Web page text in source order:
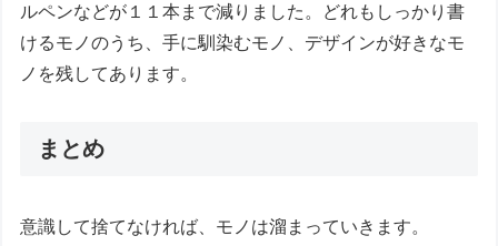
ルペンなどが１１本まで減りました。どれもしっかり書
けるモノのうち、手に馴染むモノ、デザインが好きなモ
ノを残してあります。
まとめ
意識して捨てなければ、モノは溜まっていきます。